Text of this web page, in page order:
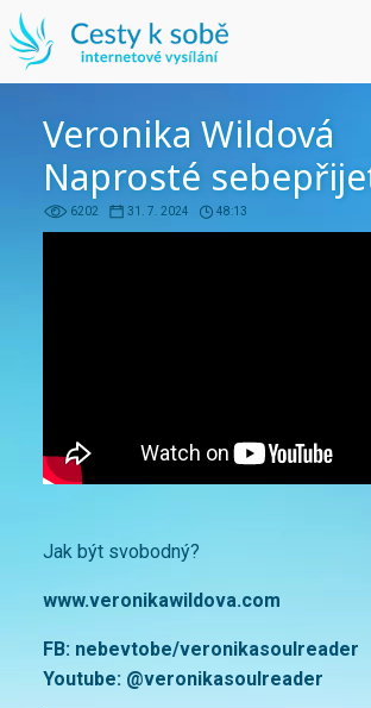
Veronika Wildová
Naprosté
6202 31. 7. 2024 48:13
Jak být svobodný?
www.veronikawildova.com
FB: nebevtobe/veronikasoulreader
Youtube: @veronikasoulreader